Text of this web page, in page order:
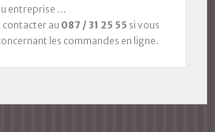
entreprise ...
contacter au 087 / 31 25 55 si vous
les commandes en ligne.